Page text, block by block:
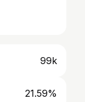
99k
21.59%